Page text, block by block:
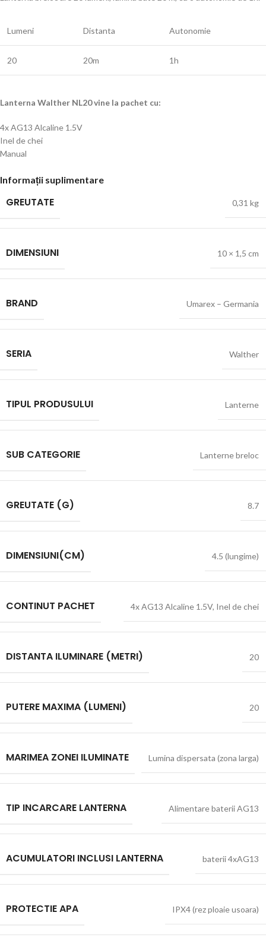
Lumeni Distanta Autonomie
20 20m 1h
Lanterna Walther NL20 vine la pachet cu:
4x AG13 Alcaline 1.5V
Inel de chei
Manual
Informații suplimentare
GREUTATE 0,31 kg
DIMENSIUNI 10 × 1,5 cm
BRAND Umarex – Germania
SERIA Walther
TIPUL PRODUSULUI Lanterne
SUB CATEGORIE Lanterne breloc
GREUTATE (G) 8.7
DIMENSIUNI(CM) 4.5 (lungime)
CONTINUT PACHET 4x AG13 Alcaline 1.5V, Inel de chei
DISTANTA ILUMINARE (METRI) 20
PUTERE MAXIMA (LUMENI) 20
MARIMEA ZONEI ILUMINATE Lumina dispersata (zona larga)
TIP INCARCARE LANTERNA Alimentare baterii AG13
ACUMULATORI INCLUSI LANTERNA baterii 4xAG13
PROTECTIE APA IPX4 (rez ploaie usoara)